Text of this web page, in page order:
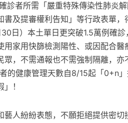
診者所需「嚴重特殊傳染性肺炎
書及提審權利告知」等行政表單
日）本土單日更突破1.5萬例確
用家用快篩檢測陽性、或因配合
眾，不需通報也不需強制隔離，
的健康管理天數自8/15起「0+n
！
藝人紛紛表態，不願拒絕提供密